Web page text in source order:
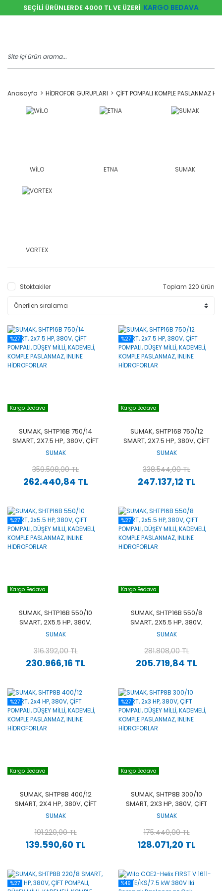
SEÇİLİ ÜRÜNLERDE 4000 TL VE ÜZERİ KARGO BEDAVA
Anasayfa HİDROFOR GURUPLARI ÇİFT POMPALI KOMPLE PASLANMAZ
WİLO ETNA SUMAK
VORTEX
Stoktakiler Toplam 220 ürün
%27
Kargo Bedava
SUMAK, SHTP16B 750/14
SMART, 2X7.5 HP, 380V, ÇİFT
POMPALI, DÜŞEY MİLLİ,
PASLANMAZ, INLINE
HİDROFORLAR
SUMAK
262.440,84 TL
359.508,00 TL
%27
Kargo Bedava
SUMAK, SHTP16B 750/12
SMART, 2X7.5 HP, 380V, ÇİFT
POMPALI, DÜŞEY MİLLİ,
PASLANMAZ, INLINE
HİDROFORLAR
SUMAK
247.137,12 TL
338.544,00 TL
%27
Kargo Bedava
SUMAK, SHTP16B 550/10
SMART, 2X5.5 HP, 380V,
ÇİFT POMPALI, DÜŞEY MİLLİ,
PASLANMAZ, INLINE
HİDROFORLAR
SUMAK
230.966,16 TL
316.392,00 TL
%27
Kargo Bedava
SUMAK, SHTP16B 550/8
SMART, 2X5.5 HP, 380V,
ÇİFT POMPALI, DÜŞEY MİLLİ,
PASLANMAZ, INLINE
HİDROFORLAR
SUMAK
205.719,84 TL
281.808,00 TL
%27
Kargo Bedava
SUMAK, SHTP8B 400/12
SMART, 2X4 HP, 380V, ÇİFT
POMPALI, DÜŞEY MİLLİ,
PASLANMAZ, INLINE
HİDROFORLAR
SUMAK
139.590,60 TL
191.220,00 TL
%27
Kargo Bedava
SUMAK, SHTP8B 300/10
SMART, 2X3 HP, 380V, ÇİFT
POMPALI, DÜŞEY MİLLİ,
PASLANMAZ, INLINE
HİDROFORLAR
SUMAK
128.071,20 TL
175.440,00 TL
%27 %49